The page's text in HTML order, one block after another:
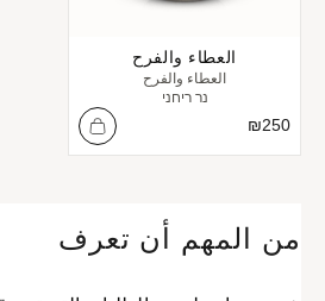
العطاء والفرح
العطاء والفرح
נר ריחני
السعر بعد الخصم
250
₪
من المهم أن تعرف